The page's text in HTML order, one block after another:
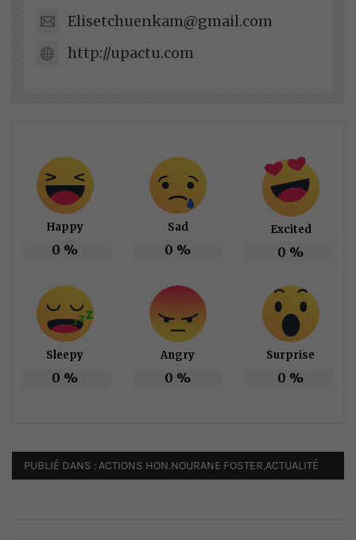
Elisetchuenkam@gmail.com
http://upactu.com
Happy
0 %
Sad
0 %
Excited
0 %
Sleepy
0 %
Angry
0 %
Surprise
0 %
PUBLIÉ DANS :ACTIONS HON.NOURANE FOSTER,ACTUALITÉ